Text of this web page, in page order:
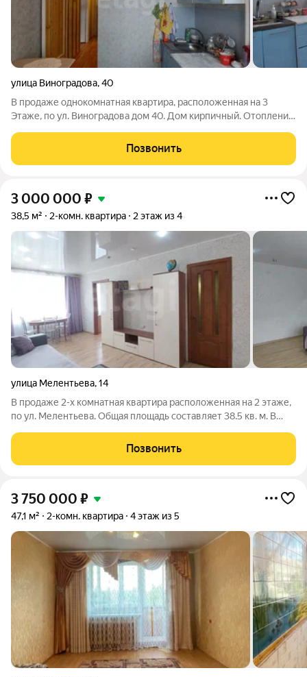
улица Виноградова,40
В продаже однокомнатная квартира, расположенная на 3
Этаже, по ул. Виноградова дом 40. Дом кирпичный. Отопление
составляет 30 кв.м. Квартира с аккуратным косметическим
ремонтом. Окна заменены
Позвонить
3 000 000 ₽
38,5 м² 2-комн. квартира 2 этаж из 4
улица Мелентьева,14
В продаже 2-х комнатная квартира расположенная на 2 этаже,
по ул. Мелентьева. Общая площадь составляет 38.5 кв. м. В
Установлена металлическая входная дверь. Окна ПВХ.
Потолки натяжные. Напольное
Позвонить
3 750 000 ₽
47,1 м² 2-комн. квартира 4 этаж из 5